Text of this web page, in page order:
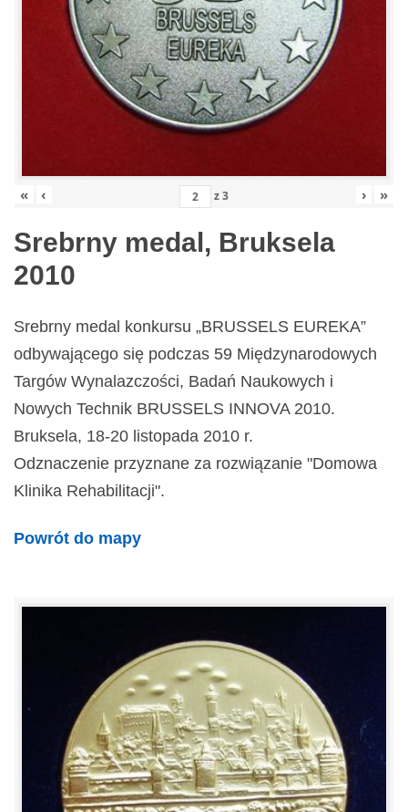
« ‹ z3 › »
Srebrny medal, Bruksela
2010
Srebrny medal konkursu „BRUSSELS EUREKA”
odbywającego się podczas 59 Międzynarodowych
Targów Wynalazczości, Badań Naukowych i
Nowych Technik BRUSSELS INNOVA 2010.
Bruksela, 18-20 listopada 2010 r.
Odznaczenie przyznane za rozwiązanie "Domowa
Klinika Rehabilitacji".
Powrót do mapy